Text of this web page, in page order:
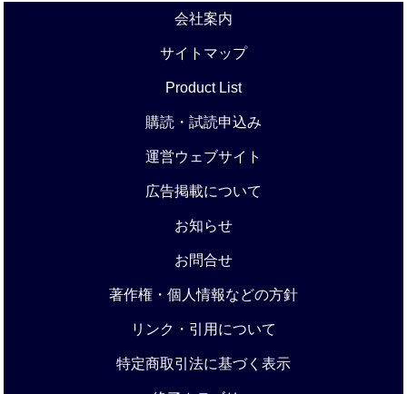
会社案内
サイトマップ
Product List
購読・試読申込み
運営ウェブサイト
広告掲載について
お知らせ
お問合せ
著作権・個人情報などの方針
リンク・引用について
特定商取引法に基づく表示